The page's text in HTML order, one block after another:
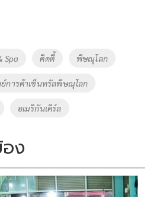
Spa คิดตี้ พิษณุโลก
การค้าเซ็นทรัลพิษณุโลก
อเมริกันเคิร์ล
ง